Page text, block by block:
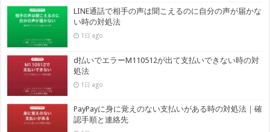
LINE通話で相手の声は聞こえるのに自分の声が届かな
い時の対処法
1日 ago
d払いでエラーM110512が出て支払いできない時の対
処法
1日 ago
PayPayに身に覚えのない支払いがある時の対処法｜確
認手順と連絡先